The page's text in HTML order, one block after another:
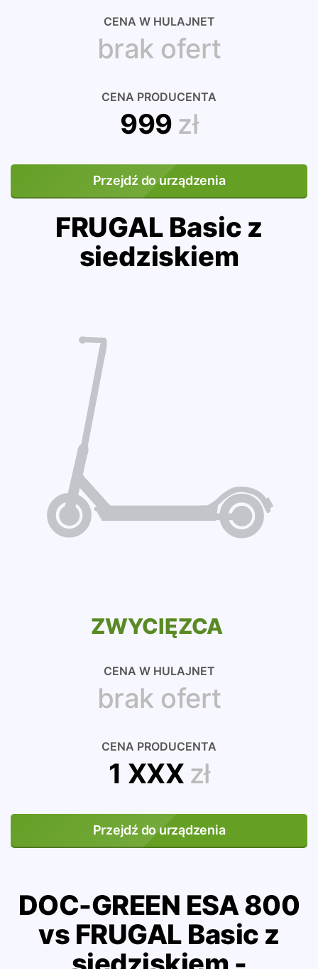
CENA W HULAJNET
brak ofert
CENA PRODUCENTA
999 zł
Przejdź do urządzenia
FRUGAL Basic z
siedziskiem
ZWYCIĘZCA
CENA W HULAJNET
brak ofert
CENA PRODUCENTA
1 XXX zł
Przejdź do urządzenia
DOC-GREEN ESA 800
vs FRUGAL Basic z